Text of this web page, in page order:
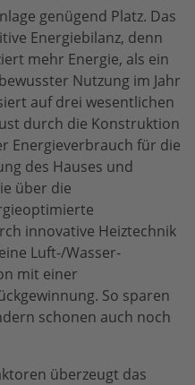
genügend Platz. Das
Energiebilanz, denn
mehr Energie, als ein
Nutzung im Jahr
auf drei wesentlichen
durch die Konstruktion
Energieverbrauch für die
des Hauses und
über die
innovative Heiztechnik
Luft-/Wasser-
mit einer
So sparen
schonen auch noch
überzeugt das